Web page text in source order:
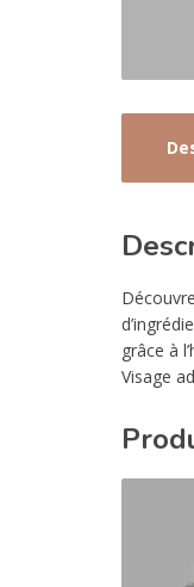
grâce à
Visage